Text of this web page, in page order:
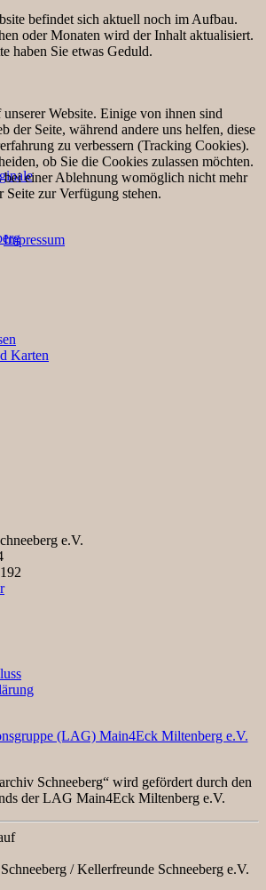
befindet sich aktuell noch im Aufbau.
oder Monaten wird der Inhalt aktualisiert.
haben Sie etwas Geduld.
Karten
e.V.
Schneeberg“ wird gefördert durch den
der LAG Main4Eck Miltenberg e.V.
/ Kellerfreunde Schneeberg e.V.
Website. Einige von ihnen sind
der Seite, während andere uns helfen, diese
zu verbessern (Tracking Cookies).
ob Sie die Cookies zulassen möchten.
bei einer Ablehnung womöglich nicht mehr
zur Verfügung stehen.
Impressum